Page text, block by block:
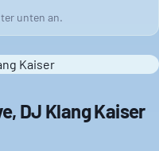
unten an.
DJ Klang Kaiser